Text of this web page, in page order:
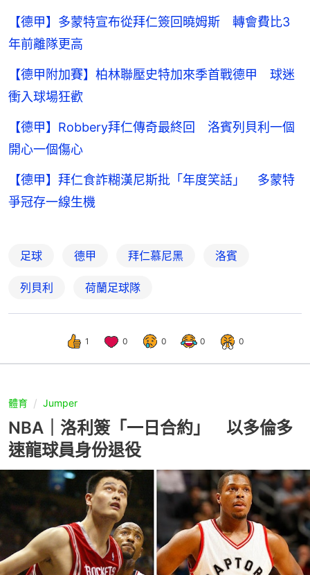
【德甲】多蒙特宣布從拜仁簽回曉姆斯 轉會費比3
年前離隊更高
【德甲附加賽】柏林聯壓史特加來季首戰德甲 球迷
衝入球場狂歡
【德甲】Robbery拜仁傳奇最終回 洛賓列貝利一個
開心一個傷心
【德甲】拜仁食詐糊漢尼斯批「年度笑話」 多蒙特
爭冠存一線生機
足球 德甲 拜仁慕尼黑 洛賓
列貝利 荷蘭足球隊
1 0 0 0 0
體育 Jumper
NBA｜洛利簽「一日合約」 以多倫多
速龍球員身份退役